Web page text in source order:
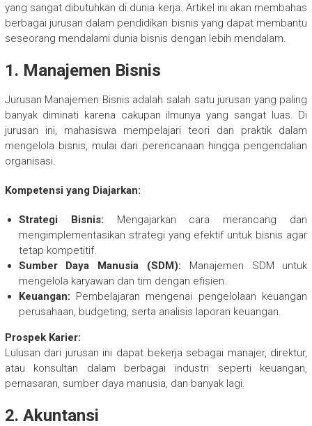
yang sangat dibutuhkan di dunia kerja. Artikel ini akan membahas
berbagai jurusan dalam pendidikan bisnis yang dapat membantu
seseorang mendalami dunia bisnis dengan lebih mendalam.
1. Manajemen Bisnis
Jurusan Manajemen Bisnis adalah salah satu jurusan yang paling
banyak diminati karena cakupan ilmunya yang sangat luas. Di
jurusan ini, mahasiswa mempelajari teori dan praktik dalam
mengelola bisnis, mulai dari perencanaan hingga pengendalian
organisasi.
Kompetensi yang Diajarkan:
Strategi Bisnis: Mengajarkan cara merancang dan
mengimplementasikan strategi yang efektif untuk bisnis agar
tetap kompetitif.
Sumber Daya Manusia (SDM): Manajemen SDM untuk
mengelola karyawan dan tim dengan efisien.
Keuangan: Pembelajaran mengenai pengelolaan keuangan
perusahaan, budgeting, serta analisis laporan keuangan.
Prospek Karier:
Lulusan dari jurusan ini dapat bekerja sebagai manajer, direktur,
atau konsultan dalam berbagai industri seperti keuangan,
pemasaran, sumber daya manusia, dan banyak lagi.
2. Akuntansi